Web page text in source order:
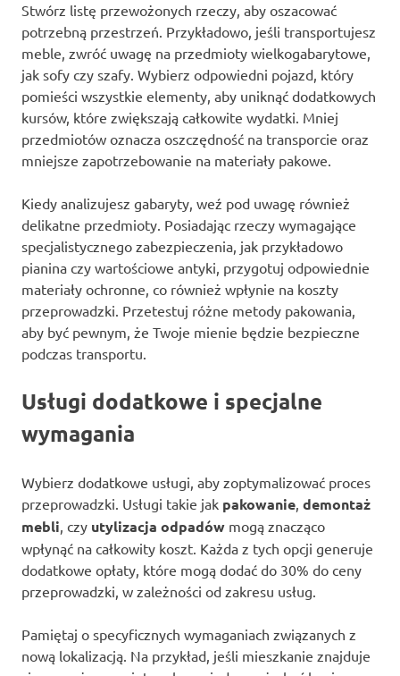
Stwórz listę przewożonych rzeczy, aby oszacować
potrzebną przestrzeń. Przykładowo, jeśli transportujesz
meble, zwróć uwagę na przedmioty wielkogabarytowe,
jak sofy czy szafy. Wybierz odpowiedni pojazd, który
pomieści wszystkie elementy, aby uniknąć dodatkowych
kursów, które zwiększają całkowite wydatki. Mniej
przedmiotów oznacza oszczędność na transporcie oraz
mniejsze zapotrzebowanie na materiały pakowe.
Kiedy analizujesz gabaryty, weź pod uwagę również
delikatne przedmioty. Posiadając rzeczy wymagające
specjalistycznego zabezpieczenia, jak przykładowo
pianina czy wartościowe antyki, przygotuj odpowiednie
materiały ochronne, co również wpłynie na koszty
przeprowadzki. Przetestuj różne metody pakowania,
aby być pewnym, że Twoje mienie będzie bezpieczne
podczas transportu.
Usługi dodatkowe i specjalne
wymagania
Wybierz dodatkowe usługi, aby zoptymalizować proces
przeprowadzki. Usługi takie jak pakowanie demontaż
mebli , czy utylizacja odpadów mogą znacząco
wpłynąć na całkowity koszt. Każda z tych opcji generuje
dodatkowe opłaty, które mogą dodać do 30% do ceny
przeprowadzki, w zależności od zakresu usług.
Pamiętaj o specyficznych wymaganiach związanych z
nową lokalizacją. Na przykład, jeśli mieszkanie znajduje